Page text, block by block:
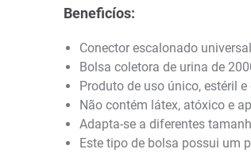
Beneficíos:
Conector escalonado
Bolsa coletora de urina de
Produto de uso único, estéril e
Não contém látex, atóxico e
Adapta-se a diferentes
Este tipo de bolsa possui um